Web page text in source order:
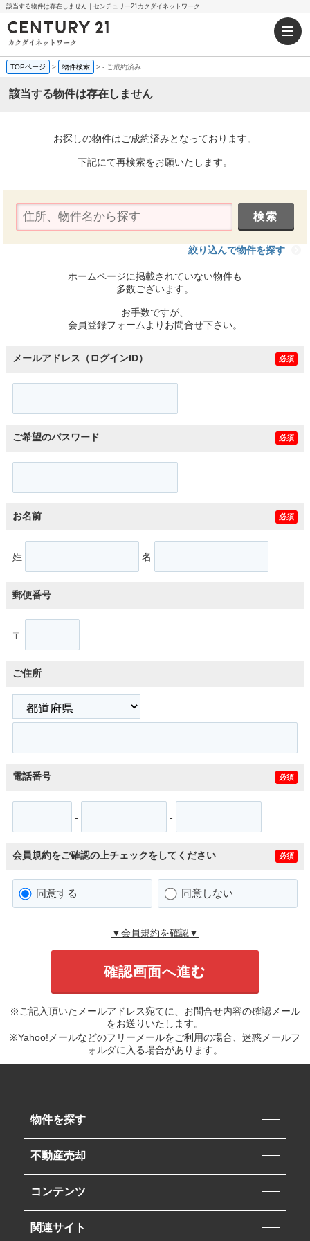
該当する物件は存在しません｜センチュリー21カクダイネットワーク
TOPページ > 物件検索 >- ご成約済み
該当する物件は存在しません
お探しの物件はご成約済みとなっております。
下記にて再検索をお願いたします。
絞り込んで物件を探す
ホームページに掲載されていない物件も
多数ございます。
お手数ですが、
会員登録フォームよりお問合せ下さい。
メールアドレス（ログインID） 必須
ご希望のパスワード 必須
お名前 必須
姓 名
郵便番号
〒
ご住所
電話番号 必須
- -
会員規約をご確認の上チェックをしてください 必須
同意する 同意しない
▼会員規約を確認▼
※ご記入頂いたメールアドレス宛てに、お問合せ内容の確認メール
をお送りいたします。
※Yahoo!メールなどのフリーメールをご利用の場合、迷惑メールフ
ォルダに入る場合があります。
物件を探す
不動産売却
コンテンツ
関連サイト